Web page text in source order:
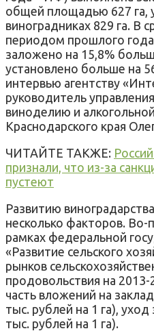
общей площадью 627 га,
виноградниках 829 га. В
периодом прошлого
заложено на 15,8%
установлено больше на
интервью агентству
руководитель
виноделию и
Краснодарского края
ЧИТАЙТЕ ТАКЖЕ:
признали, что из-за
пустеют
Развитию
несколько факторов. Во-
рамках федеральной
«Развитие сельского
рынков
продовольствия на
часть вложений на
тыс. рублей на 1 га),
тыс. рублей на 1 га).